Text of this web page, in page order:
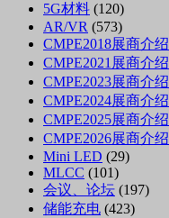
5G材料 (120)
AR/VR (573)
CMPE2018展商介绍
CMPE2021展商介绍
CMPE2023展商介绍
CMPE2024展商介绍
CMPE2025展商介绍
CMPE2026展商介绍
Mini LED (29)
MLCC (101)
会议、论坛 (197)
储能充电 (423)